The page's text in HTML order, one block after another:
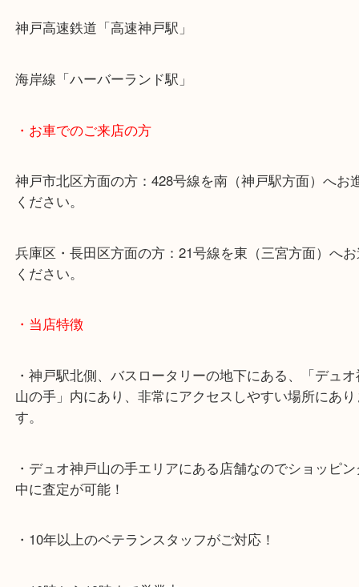
・最寄り駅のご案内
神戸高速鉄道「高速神戸駅」
・お車でのご来店の方
ください。
兵庫区・長田区方面の方：21号線を東（三宮方面
ください。